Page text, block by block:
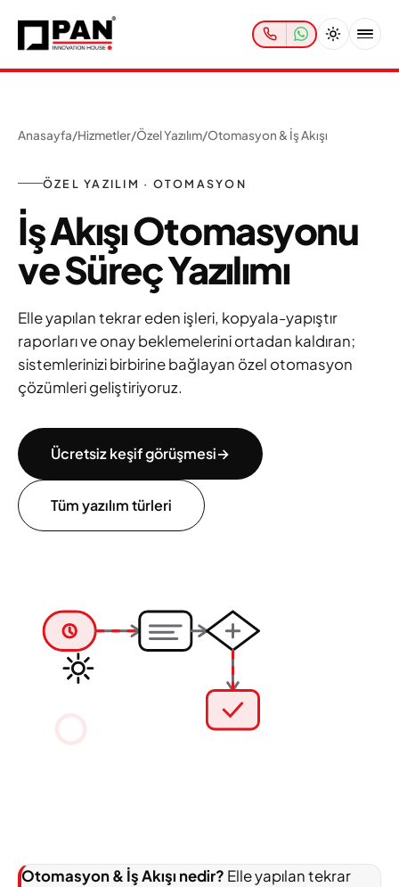
Anasayfa/Hizmetler/Özel Yazılım/Otomasyon & İş Akışı
ÖZEL YAZILIM · OTOMASYON
İş Akışı Otomasyonu
ve Süreç Yazılımı
Elle yapılan tekrar eden işleri, kopyala-yapıştır
raporları ve onay beklemelerini ortadan kaldıran;
sistemlerinizi birbirine bağlayan özel otomasyon
çözümleri geliştiriyoruz.
Ücretsiz keşif görüşmesi→
Tüm yazılım türleri
Otomasyon & İş Akışı nedir? Elle yapılan tekrar